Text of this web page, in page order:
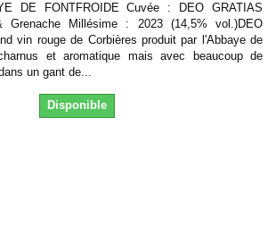
DE FONTFROIDE Cuvée : DEO GRATIAS
Millésime : 2023 (14,5% vol.)DEO
vin rouge de Corbières produit par l'Abbaye de
et aromatique mais avec beaucoup de
un gant de...
Disponible